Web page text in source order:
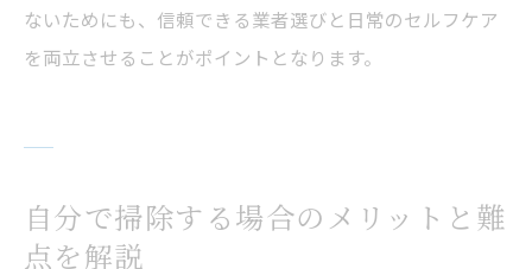
ないためにも、信頼できる業者選びと日常のセルフケア
を両立させることがポイントとなります。
自分で掃除する場合のメリットと難
点を解説